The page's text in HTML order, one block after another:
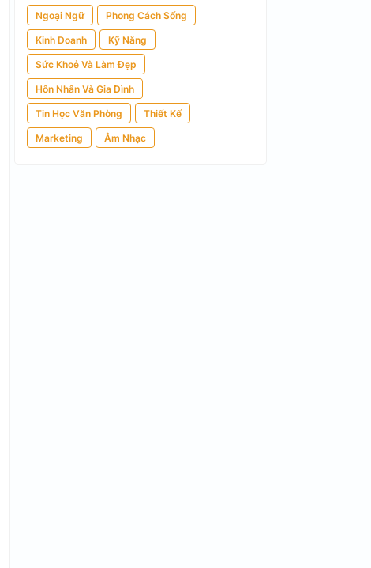
Ngoại Ngữ Phong Cách Sống
Kinh Doanh Kỹ Năng
Sức Khoẻ Và Làm Đẹp
Hôn Nhân Và Gia Đình
Tin Học Văn Phòng Thiết Kế
Marketing Âm Nhạc